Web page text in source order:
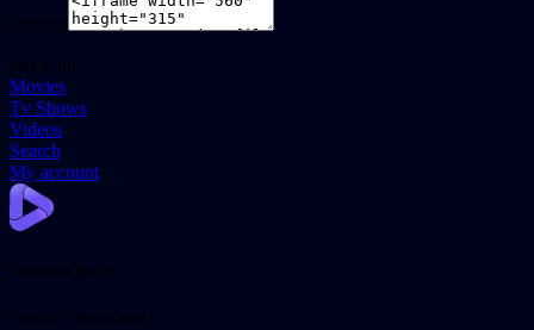
Embed
Share on
Movies
Tv Shows
Videos
Search
My account
Welcome Back!
Create Free Account